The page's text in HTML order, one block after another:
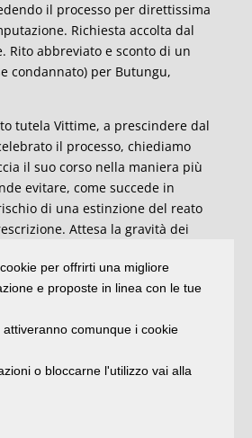
il processo per direttissima
Richiesta accolta dal
Rito abbreviato e sconto di un
condannato) per Butungu,
tutela Vittime, a prescindere dal
il processo, chiediamo
il suo corso nella maniera più
evitare, come succede in
di una estinzione del reato
Attesa la gravità dei
comminata una pena
di contro, risulterebbe inflitta
divenuta irrevocabile la
effettivamente scontata dal
del Dipartimento tutela
a Rimini da Beatriz Colombo, i
davanti al tribunale in
per offrirti una migliore
e proposte in linea con le tue
comunque i cookie
o bloccarne l'utilizzo vai alla